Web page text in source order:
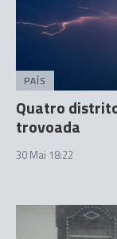
PAÍS
Quatro
trovoada
30 Mai 18:22